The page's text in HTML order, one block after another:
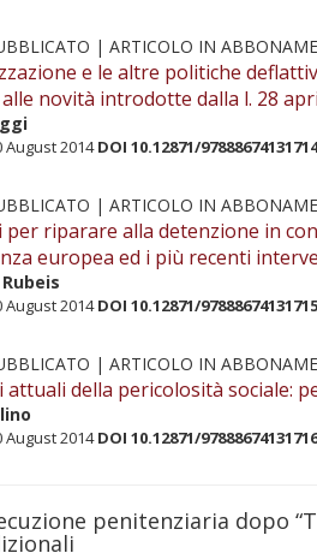
| ARTICOLO IN
e le altre politiche
novità introdotte dalla l. 28
August 2014DOI 10.12871/
| ARTICOLO IN
per riparare alla detenzione in
europea ed i più recenti
August 2014DOI 10.12871/97888674131715
| ARTICOLO IN
attuali della pericolosità sociale:
August 2014DOI 10.12871/
penitenziaria dopo